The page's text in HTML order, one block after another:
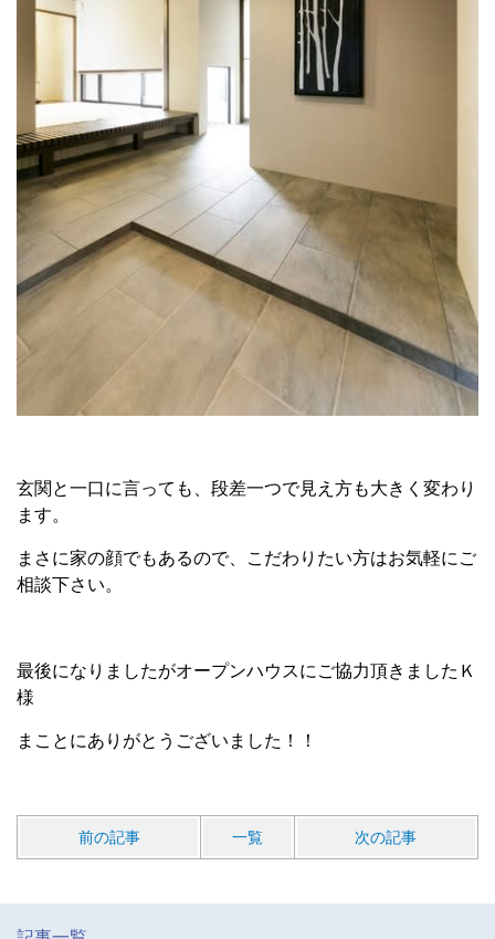
玄関と一口に言っても、段差一つで見え方も大きく変わり
ます。
まさに家の顔でもあるので、こだわりたい方はお気軽にご
相談下さい。
最後になりましたがオープンハウスにご協力頂きましたＫ
様
まことにありがとうございました！！
前の記事 一覧 次の記事